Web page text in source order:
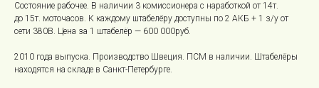
Состояние рабочее. В наличии 3 комиссионера с наработкой от 14т.
до 15т. моточасов. К каждому штабелёру доступны по 2 АКБ + 1 з/у от
сети 380В. Цена за 1 штабелёр — 600 000руб.
2010 года выпуска. Производство Швеция. ПСМ в наличии. Штабелёры
находятся на складе в Санкт-Петербурге.